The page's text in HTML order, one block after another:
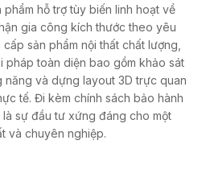
hỗ trợ tùy biến linh hoạt về
gia công kích thước theo yêu
sản phẩm nội thất chất lượng,
pháp toàn diện bao gồm khảo sát
và dựng layout 3D trực quan
tế. Đi kèm chính sách bảo hành
là sự đầu tư xứng đáng cho một
và chuyên nghiệp.